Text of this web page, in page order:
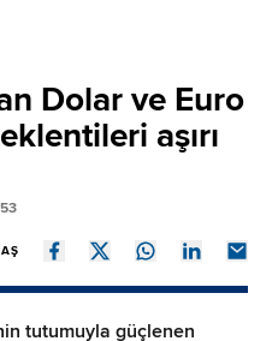
Dolar ve Euro
aşırı
tutumuyla güçlenen